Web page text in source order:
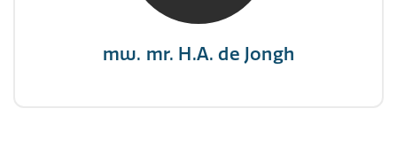
mw. mr. H.A. de Jongh